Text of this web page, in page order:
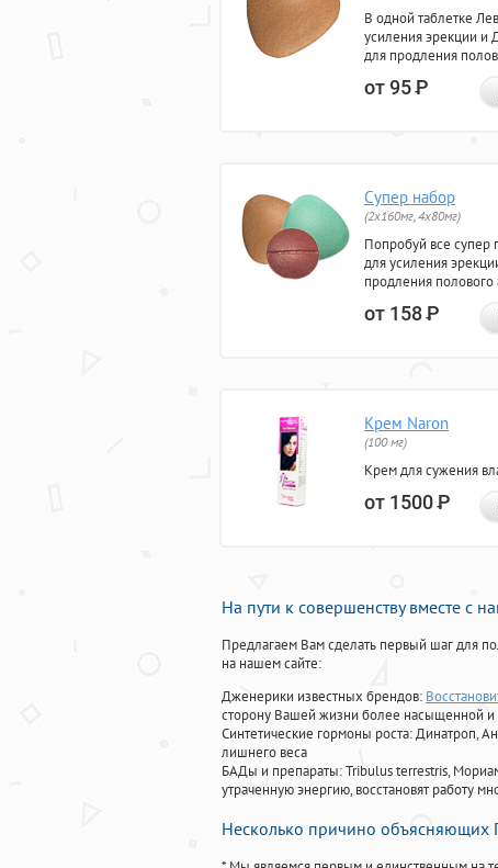
В одной таблетке
усиления эрекции и
для продления
от 95Р
Супер набор
(2х160мг, 4х80мг)
Попробуй все супер
для усиления
продления полового
от 158Р
Крем Naron
(100 мг)
Крем для сужения
от 1500Р
На пути к совершенству вместе с
Предлагаем Вам сделать первый шаг для
на нашем сайте:
Дженерики известных брендов:
сторону Вашей жизни более насыщенной и
Синтетические гормоны роста: Динатроп,
лишнего веса
БАДы и препараты:Tribulus terrestris,
утраченную энергию, восстановят работу
Несколько причино объясняющих